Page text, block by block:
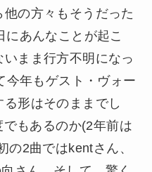
の方々もそうだった
あんなことが起こ
まま行方不明になっ
今年もゲスト・ヴォー
形はそのままでし
もあるのか(2年前は
の2曲ではkentさん、